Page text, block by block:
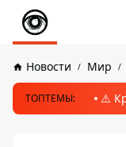
Новости Мир
ТОПТЕМЫ: ⚠️